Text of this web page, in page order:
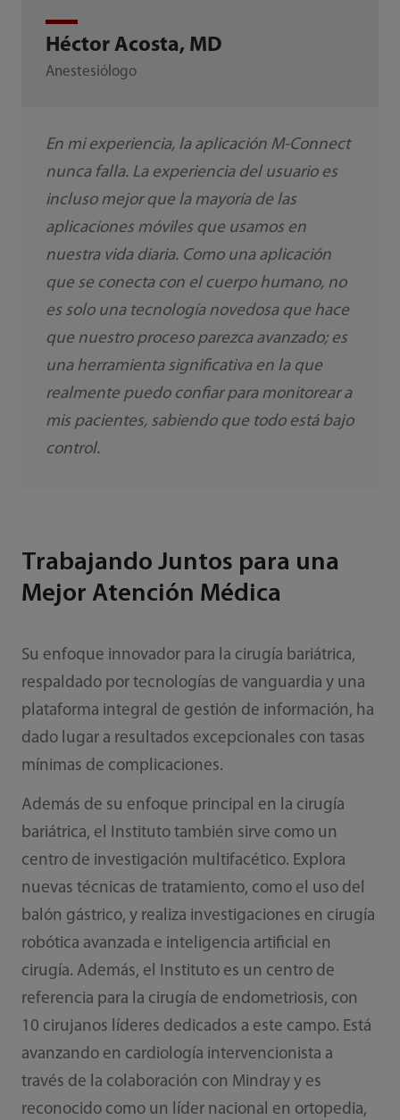
Héctor Acosta, MD
Anestesiólogo
En mi experiencia, la aplicación M-Connect
nunca falla. La experiencia del usuario es
incluso mejor que la mayoría de las
aplicaciones móviles que usamos en
nuestra vida diaria. Como una aplicación
que se conecta con el cuerpo humano, no
es solo una tecnología novedosa que hace
que nuestro proceso parezca avanzado; es
una herramienta significativa en la que
realmente puedo confiar para monitorear a
mis pacientes, sabiendo que todo está bajo
control.
Trabajando Juntos para una
Mejor Atención Médica
Su enfoque innovador para la cirugía bariátrica,
respaldado por tecnologías de vanguardia y una
plataforma integral de gestión de información, ha
dado lugar a resultados excepcionales con tasas
mínimas de complicaciones.
Además de su enfoque principal en la cirugía
bariátrica, el Instituto también sirve como un
centro de investigación multifacético. Explora
nuevas técnicas de tratamiento, como el uso del
balón gástrico, y realiza investigaciones en cirugía
robótica avanzada e inteligencia artificial en
cirugía. Además, el Instituto es un centro de
referencia para la cirugía de endometriosis, con
10 cirujanos líderes dedicados a este campo. Está
avanzando en cardiología intervencionista a
través de la colaboración con Mindray y es
reconocido como un líder nacional en ortopedia,